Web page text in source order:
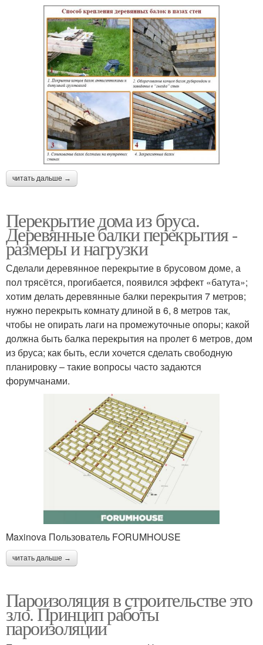
читать дальше →
Перекрытие дома из бруса.
Деревянные балки перекрытия -
размеры и нагрузки
Сделали деревянное перекрытие в брусовом доме, а
пол трясётся, прогибается, появился эффект «батута»;
хотим делать деревянные балки перекрытия 7 метров;
нужно перекрыть комнату длиной в 6, 8 метров так,
чтобы не опирать лаги на промежуточные опоры; какой
должна быть балка перекрытия на пролет 6 метров, дом
из бруса; как быть, если хочется сделать свободную
планировку – такие вопросы часто задаются
форумчанами.
Maxinova Пользователь FORUMHOUSE
читать дальше →
Пароизоляция в строительстве это
зло. Принцип работы
пароизоляции